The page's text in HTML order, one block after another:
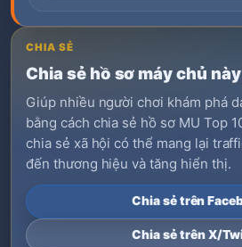
CHIA SẺ
Chia sẻ hồ sơ máy chủ này
Giúp nhiều người chơi khám phá
bằng cách chia sẻ hồ sơ MU Top
chia sẻ xã hội có thể mang lại
đến thương hiệu và tăng hiển thị.
Chia sẻ trên
Chia sẻ trên X/